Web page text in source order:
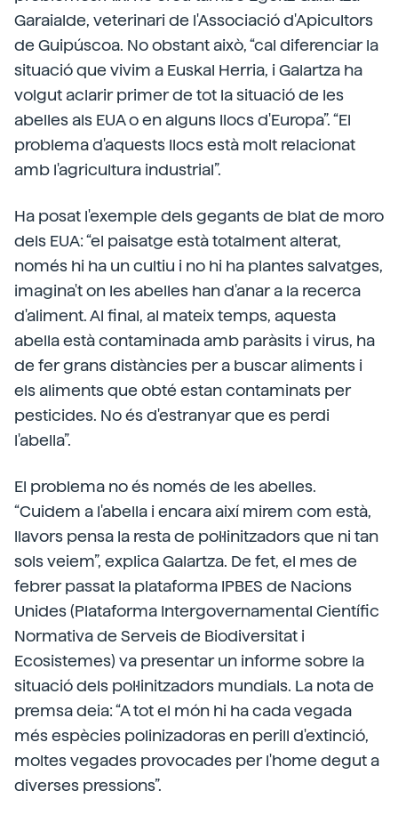
Garaialde, veterinari de l'Associació d'Apicultors
de Guipúscoa. No obstant això, “cal diferenciar la
situació que vivim a Euskal Herria, i Galartza ha
volgut aclarir primer de tot la situació de les
abelles als EUA o en alguns llocs d'Europa”. “El
problema d'aquests llocs està molt relacionat
amb l'agricultura industrial”.
Ha posat l'exemple dels gegants de blat de moro
dels EUA: “el paisatge està totalment alterat,
només hi ha un cultiu i no hi ha plantes salvatges,
imagina't on les abelles han d'anar a la recerca
d'aliment. Al final, al mateix temps, aquesta
abella està contaminada amb paràsits i virus, ha
de fer grans distàncies per a buscar aliments i
els aliments que obté estan contaminats per
pesticides. No és d'estranyar que es perdi
l'abella”.
El problema no és només de les abelles.
“Cuidem a l'abella i encara així mirem com està,
llavors pensa la resta de pol·linitzadors que ni tan
sols veiem”, explica Galartza. De fet, el mes de
febrer passat la plataforma IPBES de Nacions
Unides (Plataforma Intergovernamental Científic
Normativa de Serveis de Biodiversitat i
Ecosistemes) va presentar un informe sobre la
situació dels pol·linitzadors mundials. La nota de
premsa deia: “A tot el món hi ha cada vegada
més espècies polinizadoras en perill d'extinció,
moltes vegades provocades per l'home degut a
diverses pressions”.